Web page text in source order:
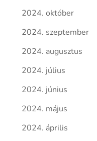
2024. október
2024. szeptember
2024. augusztus
2024. július
2024. június
2024. május
2024. április